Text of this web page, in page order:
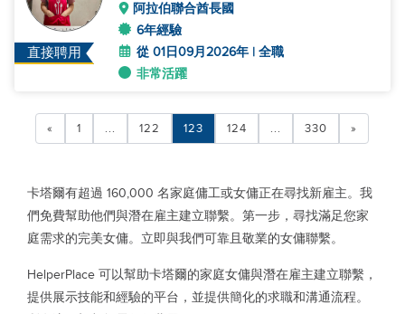
直接聘用
阿拉伯聯合酋長國
6年經驗
從 01日09月2026年 | 全職
非常活躍
« 1 ... 122 123 124 ... 330 »
卡塔爾有超過 160,000 名家庭傭工或女傭正在尋找新雇主。我
們免費幫助他們與潛在雇主建立聯繫。第一步，尋找滿足您家
庭需求的完美女傭。立即與我們可靠且敬業的女傭聯繫。
HelperPlace 可以幫助卡塔爾的家庭女傭與潛在雇主建立聯繫，
提供展示技能和經驗的平台，並提供簡化的求職和溝通流程。